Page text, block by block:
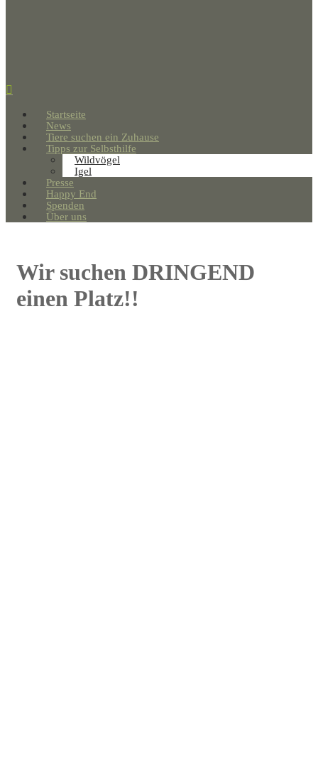
Startseite
News
Tiere suchen ein Zuhause
Tipps zur Selbsthilfe
Wildvögel
Igel
Presse
Happy End
Spenden
Über uns
Wir suchen DRINGEND
einen Platz!!